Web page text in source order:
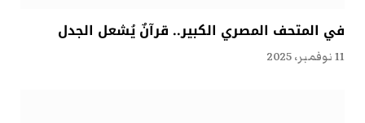
في المتحف المصري الكبير.. قرآنٌ يُشعل الجدل
11 نوفمبر، 2025